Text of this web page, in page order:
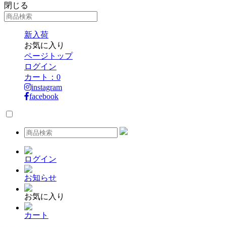
閉じる
新入荷
お気に入り
ページトップ
ログイン
カート： 0
instagram
facebook
ログイン
お知らせ
お気に入り
カート